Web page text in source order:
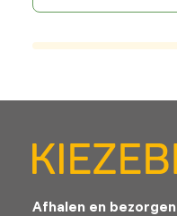
Afhalen en bezorgen